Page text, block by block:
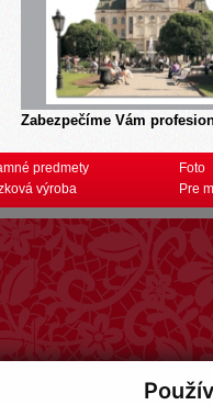
Zabezpečíme Vám
predmety
výroba
Foto
Pre